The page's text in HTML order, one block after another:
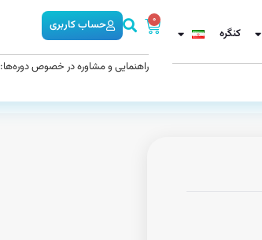
کنگره
0 حساب کاربری
راهنمایی و مشاوره در خصوص دوره‌ها: 09046346731